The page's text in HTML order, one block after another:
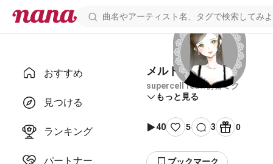
おすすめ
見つける
ランキング
パートナー
メルト
supercell feat.初音ミク
もっと見る
40 5 3 0
ブックマーク